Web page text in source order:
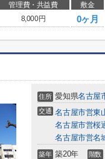
管理費・共益費 敷金
8,000円 0ヶ月
住所 愛知県名古屋
交通 名古屋市営東
名古屋市営桜
名古屋市営名
築年 築20年 階数